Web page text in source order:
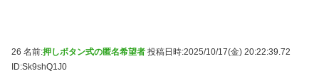
26 名前:押しボタン式の匿名希望者 投稿日時:2025/10/17(金) 20:22:39.72
ID:Sk9shQ1J0